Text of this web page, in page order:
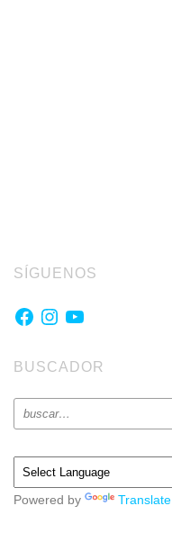
SÍGUENOS
Facebook
Instagram
YouTube
BUSCADOR
Powered by Translate